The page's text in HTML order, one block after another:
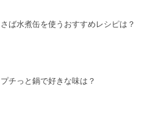
さば水煮缶を使うおすすめレシピは？
プチっと鍋で好きな味は？